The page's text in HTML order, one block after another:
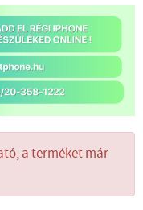
a terméket már